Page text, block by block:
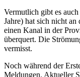
Vermutlich gibt es
Jahre) hat sich nicht an
einen Kanal in der
überquert. Die
vermisst.
Noch während der
Meldungen. Aktueller